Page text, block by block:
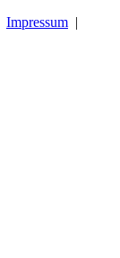
Impressum |